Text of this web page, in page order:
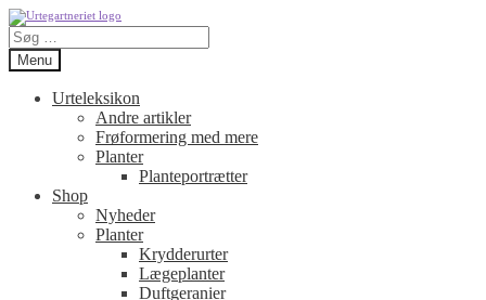
Spring
til
navigation
Spring
til
indhold
Søg
efter:
Menu
Urteleksikon
Andre artikler
Frøformering med mere
Planter
Planteportrætter
Shop
Nyheder
Planter
Krydderurter
Lægeplanter
Duftgeranier